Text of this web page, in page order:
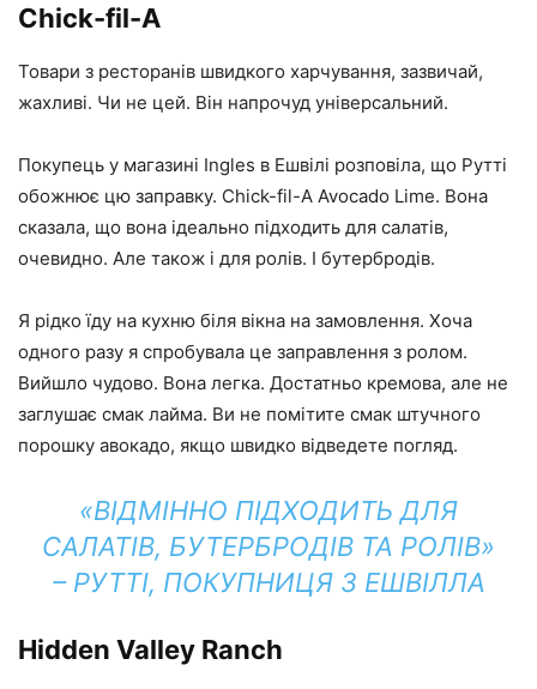
Chick-fil-A
Товари з ресторанів швидкого харчування, зазвичай,
жахливі. Чи не цей. Він напрочуд універсальний.
Покупець у магазині Ingles в Ешвілі розповіла, що Рутті
обожнює цю заправку. Chick-fil-A Avocado Lime. Вона
сказала, що вона ідеально підходить для салатів,
очевидно. Але також і для ролів. І бутербродів.
Я рідко їду на кухню біля вікна на замовлення. Хоча
одного разу я спробувала це заправлення з ролом.
Вийшло чудово. Вона легка. Достатньо кремова, але не
заглушає смак лайма. Ви не помітите смак штучного
порошку авокадо, якщо швидко відведете погляд.
«ВІДМІННО ПІДХОДИТЬ ДЛЯ
САЛАТІВ, БУТЕРБРОДІВ ТА РОЛІВ»
– РУТТІ, ПОКУПНИЦЯ З ЕШВІЛЛА
Hidden Valley Ranch